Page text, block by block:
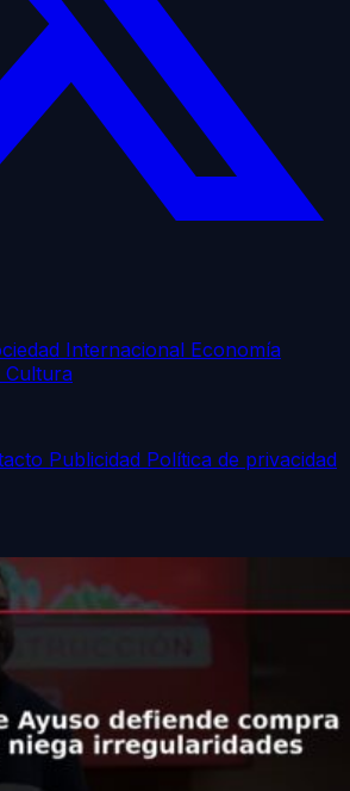
Internacional Economía
Cultura
Publicidad Política de privacidad